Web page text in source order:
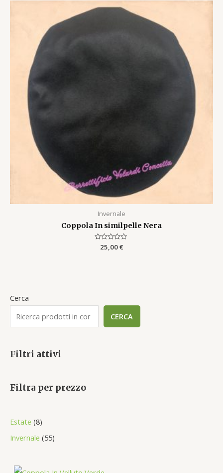
Cerca
CERCA
Filtri attivi
Filtra per prezzo
Estate 88
p
Invernale 555
Invernale
Coppola In similpelle Nera
Rated
25,00€